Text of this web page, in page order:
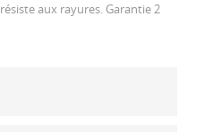
aux rayures. Garantie 2